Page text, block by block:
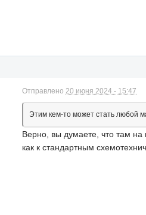
Отправлено 20 июня 2024 - 15:47
Этим кем-то может стать любой
Верно, вы думаете, что там на
как к стандартным